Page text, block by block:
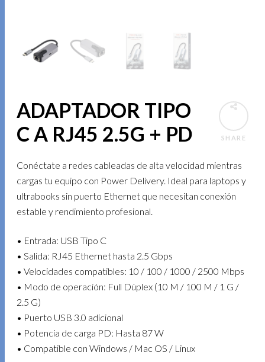
SHARE
ADAPTADOR TIPO
C A RJ45 2.5G + PD
Conéctate a redes cableadas de alta velocidad mientras
cargas tu equipo con Power Delivery. Ideal para laptops y
ultrabooks sin puerto Ethernet que necesitan conexión
estable y rendimiento profesional.
• Entrada: USB Tipo C
• Salida: RJ45 Ethernet hasta 2.5 Gbps
• Velocidades compatibles: 10 / 100 / 1000 / 2500 Mbps
• Modo de operación: Full Dúplex (10 M / 100 M / 1 G /
2.5 G)
• Puerto USB 3.0 adicional
• Potencia de carga PD: Hasta 87 W
• Compatible con Windows / Mac OS / Linux